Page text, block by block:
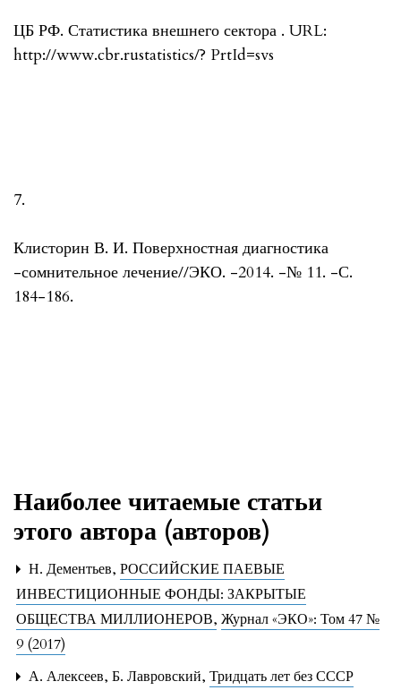
ЦБ РФ. Статистика внешнего сектора . URL:
http://www.cbr.rustatistics/? PrtId=svs
7.
Клисторин В. И. Поверхностная диагностика
-сомнительное лечение//ЭКО. -2014. -№ 11. -С.
184-186.
Наиболее читаемые статьи
этого автора (авторов)
Н. Дементьев, РОССИЙСКИЕ ПАЕВЫЕ
ИНВЕСТИЦИОННЫЕ ФОНДЫ: ЗАКРЫТЫЕ
ОБЩЕСТВА МИЛЛИОНЕРОВ, Журнал «ЭКО»: Том 47 №
9 (2017)
А. Алексеев, Б. Лавровский, Тридцать лет без СССР